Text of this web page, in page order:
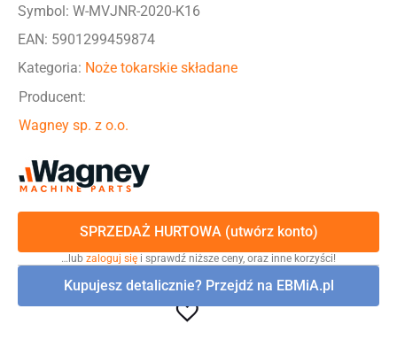
Symbol: W-MVJNR-2020-K16
EAN: 5901299459874
Kategoria: Noże tokarskie składane
Producent:
Wagney sp. z o.o.
SPRZEDAŻ HURTOWA (utwórz konto)
…lub zaloguj się i sprawdź niższe ceny, oraz inne korzyści!
Kupujesz detalicznie? Przejdź na EBMiA.pl